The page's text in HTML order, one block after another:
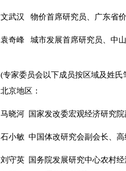
文武汉 物价首席研究员、 广东省
袁奇峰 城市发展首席研究员、 中
(专家委员会以下成员按区域及姓氏
北京地区：
马晓河 国家发改委宏观经济研究
石小敏 中国体改研究会副会长、
刘守英 国务院发展研究中心农村